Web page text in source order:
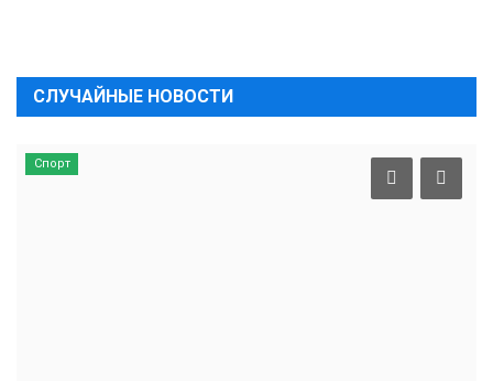
СЛУЧАЙНЫЕ НОВОСТИ
Спорт